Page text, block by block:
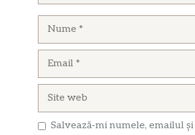
Salvează-mi numele, emailul